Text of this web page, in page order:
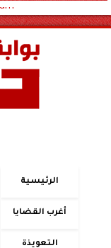
الرئيسية
أغرب القضايا
التعويذة